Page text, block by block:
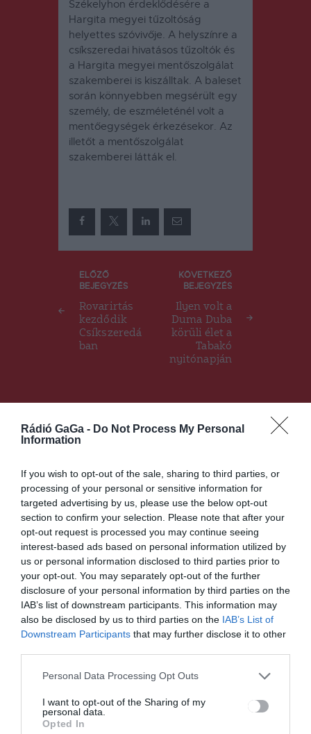
Rádió GaGa - Do Not Process My Personal
Information
If you wish to opt-out of the sale, sharing to third parties, or
processing of your personal or sensitive information for
targeted advertising by us, please use the below opt-out
section to confirm your selection. Please note that after your
opt-out request is processed you may continue seeing
interest-based ads based on personal information utilized by
us or personal information disclosed to third parties prior to
your opt-out. You may separately opt-out of the further
disclosure of your personal information by third parties on the
IAB’s list of downstream participants. This information may
also be disclosed by us to third parties on the IAB’s List of
Downstream Participants that may further disclose it to other
Personal Data Processing Opt Outs
I want to opt-out of the Sharing of my
personal data.
Opted In
Székelyhon érdeklődésére a
Hargita megyei tűzoltóság
helyettes szóvivője. A helyszínre a
csíkszeredai hivatásos tűzoltók és
a Hargita megyei mentőszolgálat
szakemberei is kiszálltak. A baleset
során könnyebben megsérült egy
személy, de eszméleténél volt a
mentőegységek érkezésekor. Az
illetőt a mentőszolgálat
szakemberei látták el.
Bejegyzés
navigáció
ELŐZŐ
BEJEGYZÉS
Rovarirtás
kezdődik
Csíkszeredá
ban
KÖVETKEZŐ
BEJEGYZÉS
Ilyen volt a
Duma Duba
körüli élet a
Tabakó
nyitónapján
CSÍKSZÉK
Ismét várja az önkéntes
tartalékosokat a hadsereg
CSÍKSZÉK,GYERGYÓSZÉK,
egy medveriasztás idén